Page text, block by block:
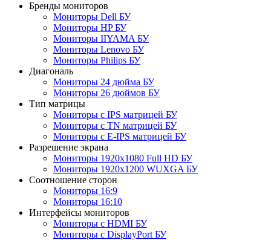
Бренды мониторов
Мониторы Dell БУ
Мониторы HP БУ
Мониторы IIYAMA БУ
Мониторы Lenovo БУ
Мониторы Philips БУ
Диагональ
Мониторы 24 дюйма БУ
Мониторы 26 дюймов БУ
Тип матрицы
Мониторы с IPS матрицей БУ
Мониторы с TN матрицей БУ
Мониторы с E-IPS матрицей БУ
Разрешение экрана
Мониторы 1920x1080 Full HD БУ
Мониторы 1920x1200 WUXGA БУ
Соотношение сторон
Мониторы 16:9
Мониторы 16:10
Интерфейсы мониторов
Мониторы с HDMI БУ
Мониторы с DisplayPort БУ